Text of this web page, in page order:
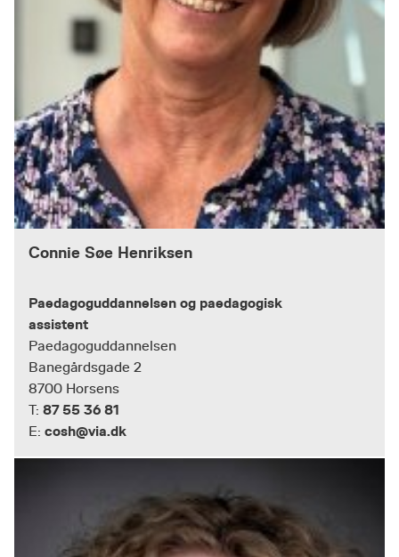
Connie Søe Henriksen
Paedagoguddannelsen og paedagogisk
assistent
Paedagoguddannelsen
Banegårdsgade 2
8700 Horsens
T: 87 55 36 81
E: cosh@via.dk